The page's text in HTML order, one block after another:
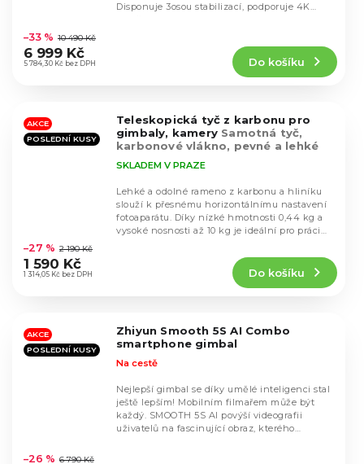
hodnocení
produktu
je
hvězdiček.
5 784,30 Kč bez DPH
–33 % 10 490 Kč
6 999 Kč
Do košíku
Disponuje 3osou stabilizací, podporuje 4K
AKCE
POSLEDNÍ KUSY
Teleskopická tyč z karbonu pro
gimbaly, kamery Samotná tyč,
karbonové vlákno, pevné a lehké
hodnocení
produktu
je
hvězdiček.
SKLADEM V PRAZE
1 314,05 Kč bez DPH
–27 % 2 190 Kč
1 590 Kč
Do košíku
Lehké a odolné rameno z karbonu a hliníku
slouží k přesnému horizontálnímu nastavení
fotoaparátu. Díky nízké hmotnosti 0,44 kg a
vysoké nosnosti až 10 kg je ideální pro práci
AKCE
POSLEDNÍ KUSY
Zhiyun Smooth 5S AI Combo
smartphone gimbal
hodnocení
Na cestě
–26 % 6 790 Kč
Nejlepší gimbal se díky umělé inteligenci stal
ještě lepším! Mobilním filmařem může být
každý. SMOOTH 5S AI povýší videografii
uživatelů na fascinující obraz, kterého